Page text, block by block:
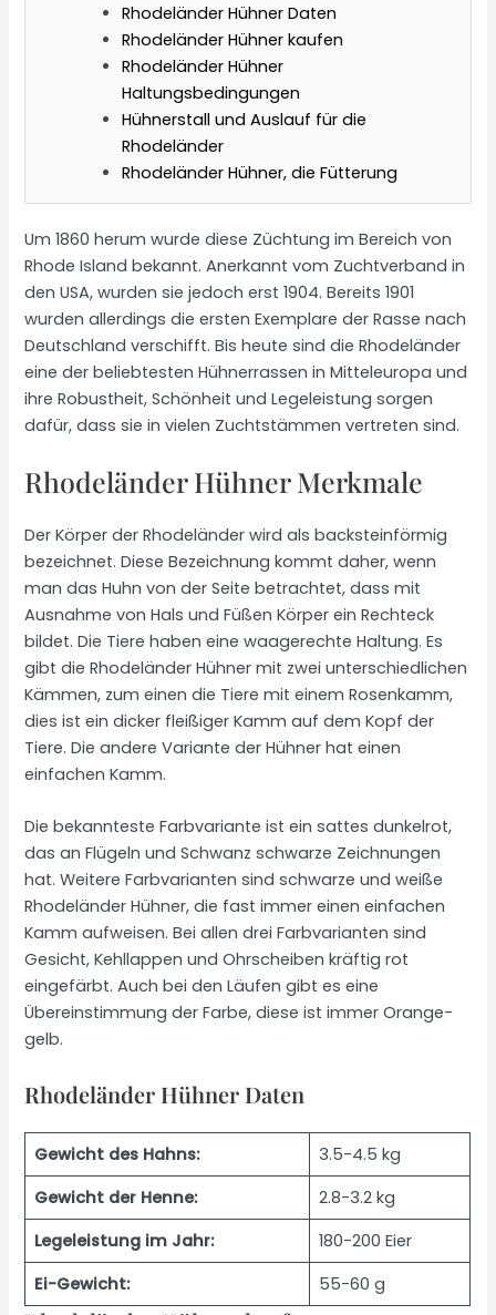
Rhodeländer Hühner Daten
Rhodeländer Hühner kaufen
Rhodeländer Hühner
Haltungsbedingungen
Hühnerstall und Auslauf für die
Rhodeländer
Rhodeländer Hühner, die Fütterung
Um 1860 herum wurde diese Züchtung im Bereich von
Rhode Island bekannt. Anerkannt vom Zuchtverband in
den USA, wurden sie jedoch erst 1904. Bereits 1901
wurden allerdings die ersten Exemplare der Rasse nach
Deutschland verschifft. Bis heute sind die Rhodeländer
eine der beliebtesten Hühnerrassen in Mitteleuropa und
ihre Robustheit, Schönheit und Legeleistung sorgen
dafür, dass sie in vielen Zuchtstämmen vertreten sind.
Rhodeländer Hühner Merkmale
Der Körper der Rhodeländer wird als backsteinförmig
bezeichnet. Diese Bezeichnung kommt daher, wenn
man das Huhn von der Seite betrachtet, dass mit
Ausnahme von Hals und Füßen Körper ein Rechteck
bildet. Die Tiere haben eine waagerechte Haltung. Es
gibt die Rhodeländer Hühner mit zwei unterschiedlichen
Kämmen, zum einen die Tiere mit einem Rosenkamm,
dies ist ein dicker fleißiger Kamm auf dem Kopf der
Tiere. Die andere Variante der Hühner hat einen
einfachen Kamm.
Die bekannteste Farbvariante ist ein sattes dunkelrot,
das an Flügeln und Schwanz schwarze Zeichnungen
hat. Weitere Farbvarianten sind schwarze und weiße
Rhodeländer Hühner, die fast immer einen einfachen
Kamm aufweisen. Bei allen drei Farbvarianten sind
Gesicht, Kehllappen und Ohrscheiben kräftig rot
eingefärbt. Auch bei den Läufen gibt es eine
Übereinstimmung der Farbe, diese ist immer Orange-
gelb.
Rhodeländer Hühner Daten
Gewicht des Hahns:
3.5-4.5 kg
Gewicht der Henne:
2.8-3.2 kg
Legeleistung im Jahr:
180-200 Eier
Ei-Gewicht:
55-60 g